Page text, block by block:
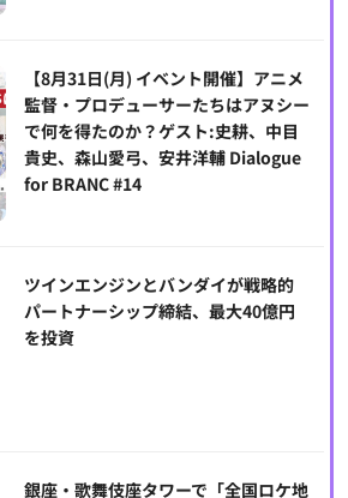
【8月31日(月) イベント開催】アニメ
監督・プロデューサーたちはアヌシー
で何を得たのか？ゲスト:史耕、中目
貴史、森山愛弓、安井洋輔 Dialogue
for BRANC #14
ツインエンジンとバンダイが戦略的
パートナーシップ締結、最大40億円
を投資
銀座・歌舞伎座タワーで「全国ロケ地